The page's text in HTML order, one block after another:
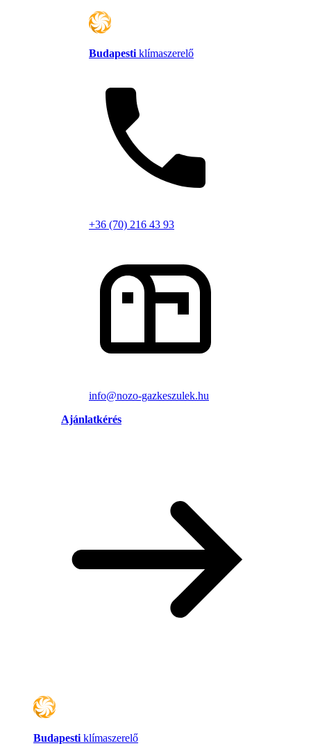
Budapesti klímaszerelő
+36 (70) 216 43 93
info@nozo-gazkeszulek.hu
Ajánlatkérés
Budapesti klímaszerelő